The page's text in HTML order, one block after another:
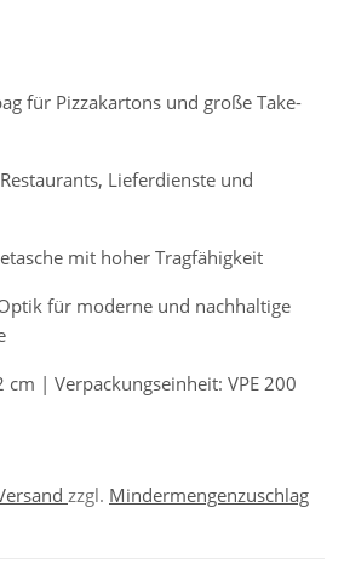
für Pizzakartons und große Take-
Lieferdienste und
mit hoher Tragfähigkeit
für moderne und nachhaltige
cm | Verpackungseinheit: VPE 200
zzgl. Mindermengenzuschlag